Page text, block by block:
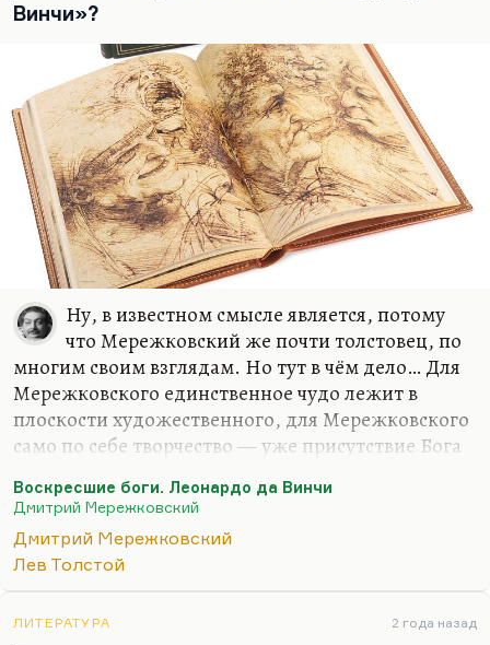
Винчи»?
Ну, в известном смысле является, потому
что Мережковский же почти толстовец, по
многим своим взглядам. Но тут в чём дело… Для
Мережковского единственное чудо лежит в
плоскости художественного, для Мережковского
само по себе творчество — уже присутствие Бога
знаем, гораздо более прозаически, в последние
годы как к игрушке. В остальном, конечно,
Мережковский рационален. Да, он
действительно считает, что вера — это вопрос
схоластическая.
Воскресшие боги. Леонардо да Винчи
Дмитрий Мережковский
Дмитрий Мережковский
Лев Толстой
ЛИТЕРАТУРА 2 года назад